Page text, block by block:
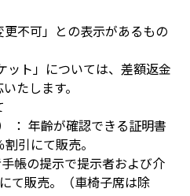
不可」との表示があるもの
ト」については、差額返金
たします。
： 年齡が確認できる証明書
引にて販売。
帳の提示で提示者および介
て販売。（車椅子席は除